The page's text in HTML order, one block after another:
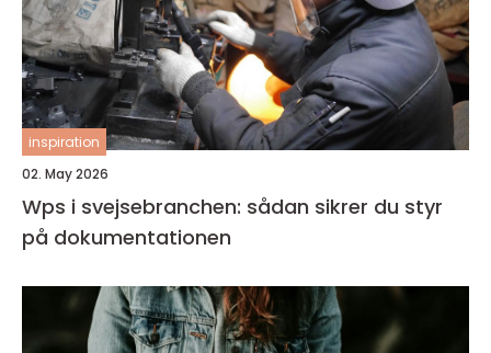
inspiration
02. May 2026
Wps i svejsebranchen: sådan sikrer du styr
på dokumentationen